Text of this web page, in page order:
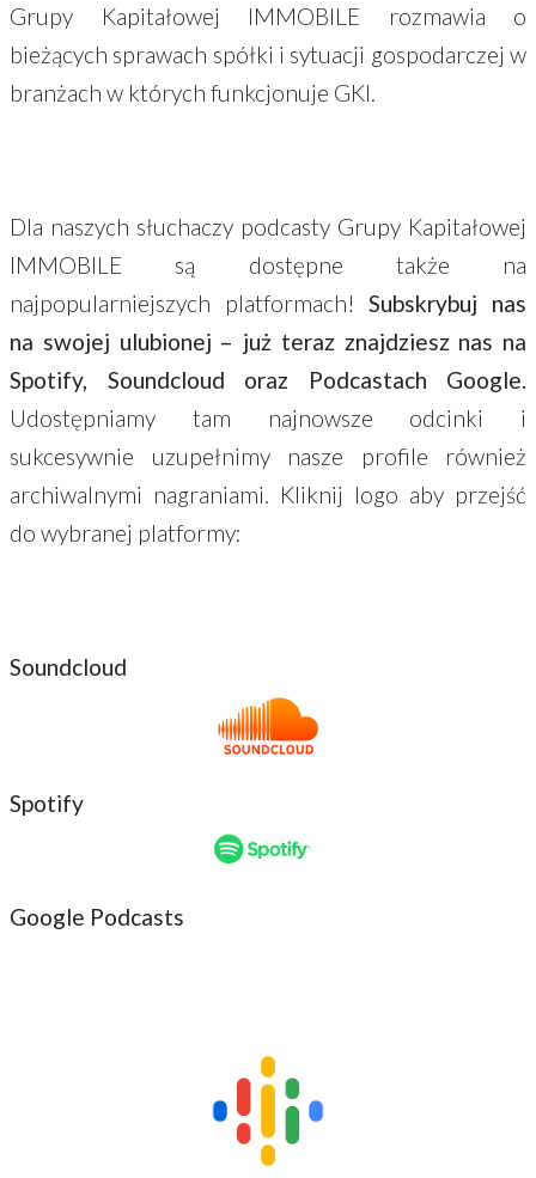
Grupy Kapitałowej IMMOBILE rozmawia o
bieżących sprawach spółki i sytuacji gospodarczej w
branżach w których funkcjonuje GKI.
Dla naszych słuchaczy podcasty Grupy Kapitałowej
IMMOBILE są dostępne także na
najpopularniejszych platformach!Subskrybuj nas
na swojej ulubionej – już teraz znajdziesz nas na
Spotify, Soundcloud oraz Podcastach Google.
Udostępniamy tam najnowsze odcinki i
sukcesywnie uzupełnimy nasze profile również
archiwalnymi nagraniami. Kliknij logo aby przejść
do wybranej platformy:
Soundcloud
Spotify
Google Podcasts